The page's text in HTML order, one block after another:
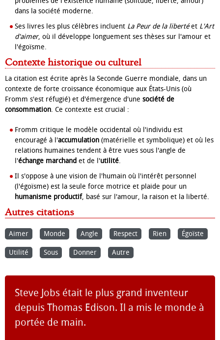
dans la société moderne.
Ses livres les plus célèbres incluent La Peur de la libertéet L'Art
d'aimer, où il développe longuement ses thèses sur l'amour et
l'égoïsme.
Contexte historique ou culturel
La citation est écrite après la Seconde Guerre mondiale, dans un
contexte de forte croissance économique aux États-Unis (où
Fromm s'est réfugié) et d'émergence d'une société de
consommation. Ce contexte est crucial :
Fromm critique le modèle occidental où l'individu est
encouragé à l'accumulation (matérielle et symbolique) et où les
relations humaines tendent à être vues sous l'angle de
l'échange marchand et de l'utilité.
Il s'oppose à une vision de l'humain où l'intérêt personnel
(l'égoïsme) est la seule force motrice et plaide pour un
humanisme productif, basé sur l'amour, la raison et la liberté.
Autres citations
Aimer Monde Angle Respect Rien Égoïste
Utilité Sous Donner Autre
Steve Jobs était le plus grand inventeur
depuis Thomas Edison. Il a mis le monde à
portée de main.